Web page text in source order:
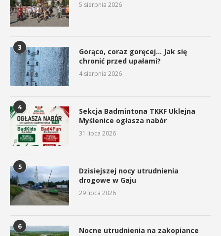
5 sierpnia 2026
3
Gorąco, coraz goręcej… Jak się
chronić przed upałami?
4 sierpnia 2026
4
Sekcja Badmintona TKKF Uklejna
Myślenice ogłasza nabór
31 lipca 2026
5
Dzisiejszej nocy utrudnienia
drogowe w Gaju
29 lipca 2026
6 Nocne utrudnienia na zakopiance